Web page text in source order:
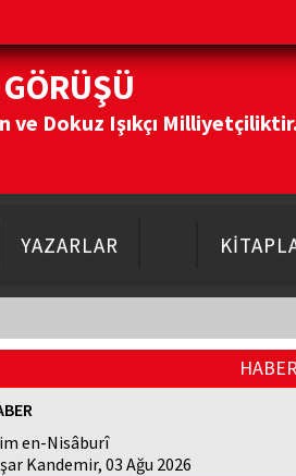
ve Dokuz Işıkçı
YAZARLAR
en-Nisâburî
Kandemir, 03 Ağu 2026